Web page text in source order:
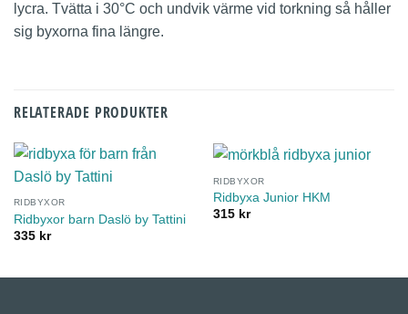
lycra. Tvätta i 30°C och undvik värme vid torkning så håller
sig byxorna fina längre.
RELATERADE PRODUKTER
RIDBYXOR
Ridbyxor barn Daslö by Tattini
335 kr
RIDBYXOR
Ridbyxa Junior HKM
315 kr